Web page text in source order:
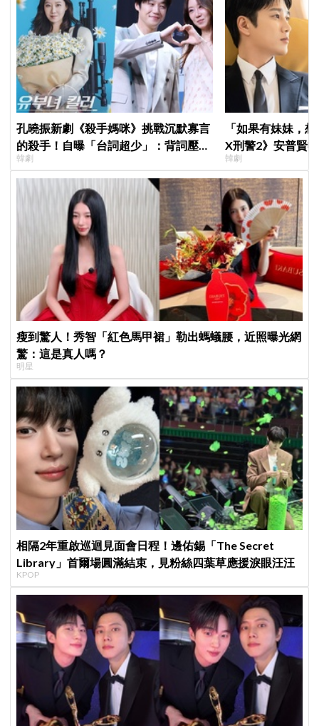
孔曉振新劇《殺手媽咪》挑戰沉默寡言
的殺手！自曝「台詞超少」：背詞壓力
小很多XD
韓劇
「如果有妹妹，
X刑警2》安普賢
哥哥們都認證的
韓劇
瘦到驚人！秀智「紅色馬甲裙」勒出螞蟻腰，近照曝光網
驚：這是真人嗎？
明星
相隔2年重啟巡迴見面會日程！邊佑錫「The Secret
Library」首爾場圓滿結束，見粉絲四葉草應援淚眼汪汪
KPOP